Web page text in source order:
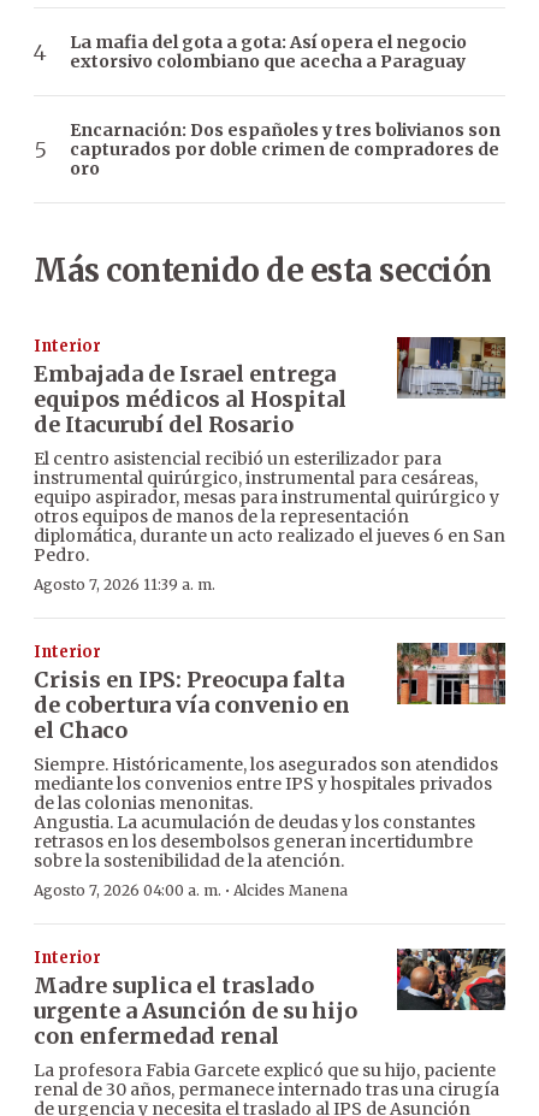
La mafia del gota a gota: Así opera el negocio
extorsivo colombiano que acecha a Paraguay
Encarnación: Dos españoles y tres bolivianos son
capturados por doble crimen de compradores de
oro
Más contenido de esta sección
Interior
Embajada de Israel entrega
equipos médicos al Hospital
de Itacurubí del Rosario
El centro asistencial recibió un esterilizador para
instrumental quirúrgico, instrumental para cesáreas,
equipo aspirador, mesas para instrumental quirúrgico y
otros equipos de manos de la representación
diplomática, durante un acto realizado el jueves 6 en San
Pedro.
Agosto 7, 2026 11:39 a. m.
Interior
Crisis en IPS: Preocupa falta
de cobertura vía convenio en
el Chaco
Siempre. Históricamente, los asegurados son atendidos
mediante los convenios entre IPS y hospitales privados
de las colonias menonitas.
Angustia. La acumulación de deudas y los constantes
retrasos en los desembolsos generan incertidumbre
sobre la sostenibilidad de la atención.
Agosto 7, 2026 04:00 a. m. · Alcides Manena
Interior
Madre suplica el traslado
urgente a Asunción de su hijo
con enfermedad renal
La profesora Fabia Garcete explicó que su hijo, paciente
renal de 30 años, permanece internado tras una cirugía
de urgencia y necesita el traslado al IPS de Asunción